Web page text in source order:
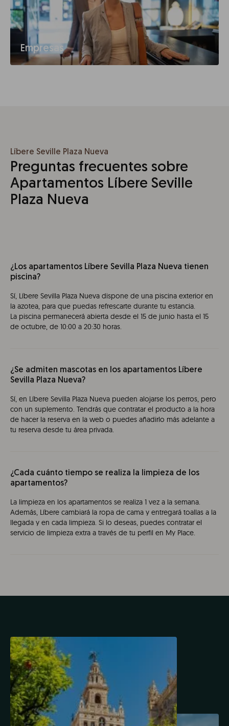
Empresas
Líbere Seville Plaza Nueva
Preguntas frecuentes sobre
Apartamentos Líbere Seville
Plaza Nueva
¿Los apartamentos Líbere Sevilla Plaza Nueva tienen
piscina?
Sí, Líbere Sevilla Plaza Nueva dispone de una piscina exterior en
la azotea, para que puedas refrescarte durante tu estancia.
La piscina permanecerá abierta desde el 15 de junio hasta el 15
de octubre, de 10:00 a 20:30 horas.
¿Se admiten mascotas en los apartamentos Líbere
Sevilla Plaza Nueva?
Sí, en Líbere Sevilla Plaza Nueva pueden alojarse los perros, pero
con un suplemento. Tendrás que contratar el producto a la hora
de hacer la reserva en la web o puedes añadirlo más adelante a
tu reserva desde tu área privada.
¿Cada cuánto tiempo se realiza la limpieza de los
apartamentos?
La limpieza en los apartamentos se realiza 1 vez a la semana.
Además, Líbere cambiará la ropa de cama y entregará toallas a la
llegada y en cada limpieza. Si lo deseas, puedes contratar el
servicio de limpieza extra a través de tu perfil en My Place.